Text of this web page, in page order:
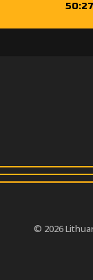
50:27
© 2026